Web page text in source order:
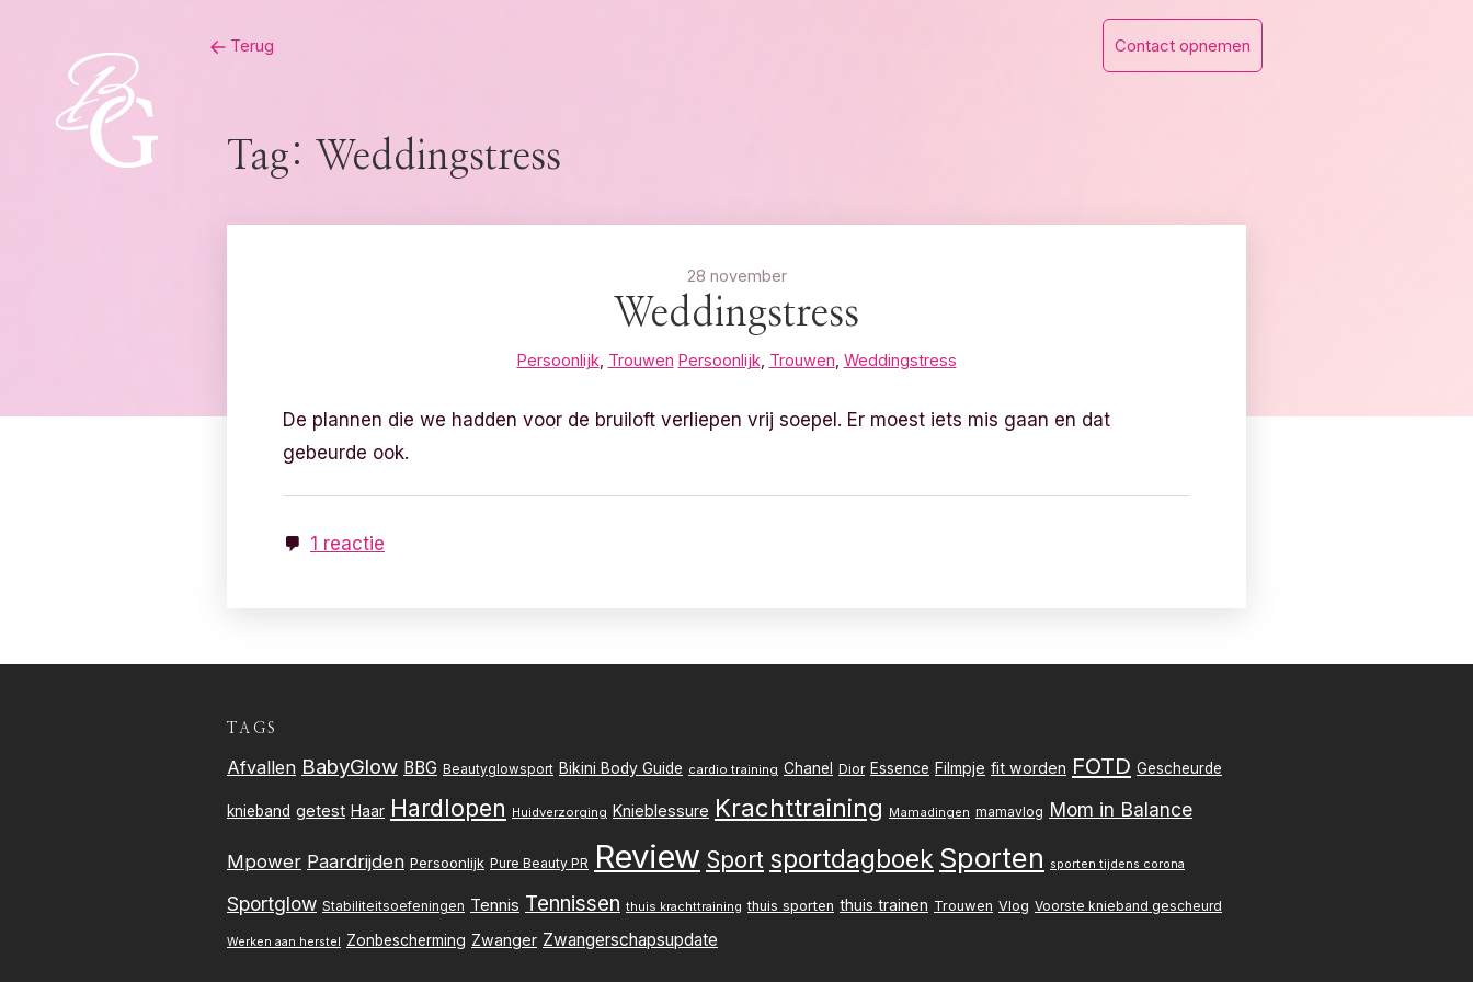
Terug Contact opnemen
Tag: Weddingstress
28 november
Weddingstress
Persoonlijk Trouwen Persoonlijk Trouwen Weddingstress
De plannen die we hadden voor de bruiloft verliepen vrij soepel. Er moest iets mis gaan en dat
gebeurde ook.
1 reactie
TAGS
Afvallen BabyGlow BBG Beautyglowsport Bikini Body Guide cardio training Chanel Dior Essence Filmpje fit worden FOTD Gescheurde
knieband getest Haar Hardlopen Huidverzorging Knieblessure Krachttraining Mamadingen mamavlog Mom in Balance
Mpower Paardrijden Persoonlijk Pure Beauty PR Review Sport sportdagboek Sporten sporten tijdens corona
Sportglow Stabiliteitsoefeningen Tennis Tennissen thuis krachttraining thuis sporten thuis trainen Trouwen Vlog Voorste knieband gescheurd
Werken aan herstel Zonbescherming Zwanger Zwangerschapsupdate